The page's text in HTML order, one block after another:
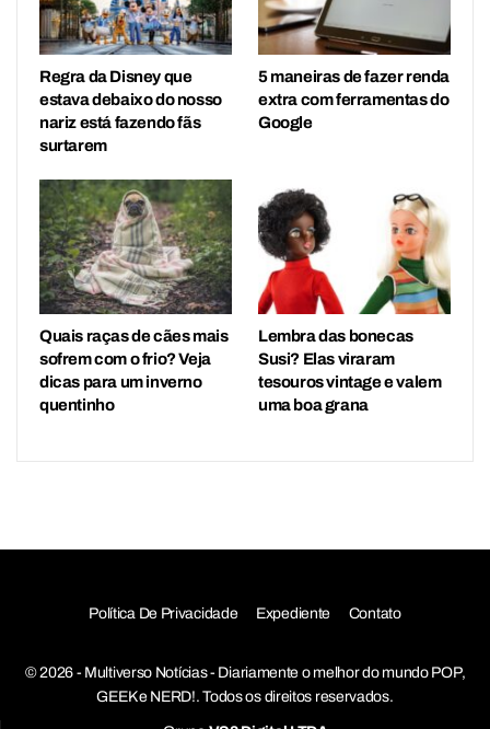
Regra da Disney que
estava debaixo do nosso
nariz está fazendo fãs
surtarem
5 maneiras de fazer renda
extra com ferramentas do
Google
Quais raças de cães mais
sofrem com o frio? Veja
dicas para um inverno
quentinho
Lembra das bonecas
Susi? Elas viraram
tesouros vintage e valem
uma boa grana
Política De Privacidade Expediente Contato
© 2026 - Multiverso Notícias - Diariamente o melhor do mundo POP,
GEEK e NERD!. Todos os direitos reservados.